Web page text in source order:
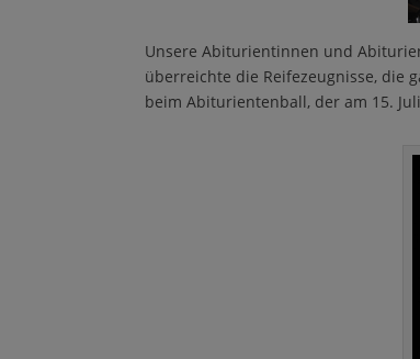
Unsere Abiturientinnen und
überreichte die Reifezeugnisse, die
beim Abiturientenball, der am 15.